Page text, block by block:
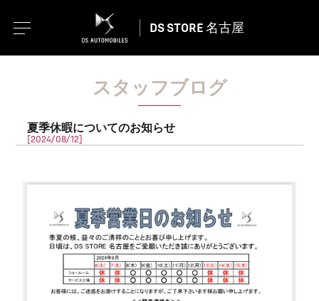
DS STORE 名古屋
スタッフブログ
夏季休暇についてのお知らせ
[2024/08/12]